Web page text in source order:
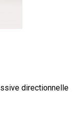
directionnelle